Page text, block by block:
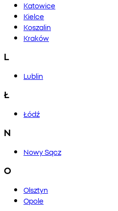
Katowice
Kielce
Koszalin
Kraków
L
Lublin
Ł
Łódź
N
Nowy Sącz
O
Olsztyn
Opole